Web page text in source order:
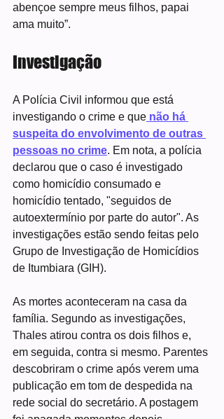
abençoe sempre meus filhos, papai
ama muito”.
Investigação
A Polícia Civil informou que está
investigando o crime e que não há
suspeita do envolvimento de outras
pessoas no crime. Em nota, a polícia
declarou que o caso é investigado
como homicídio consumado e
homicídio tentado, "seguidos de
autoextermínio por parte do autor". As
investigações estão sendo feitas pelo
Grupo de Investigação de Homicídios
de Itumbiara (GIH).
As mortes aconteceram na casa da
família. Segundo as investigações,
Thales atirou contra os dois filhos e,
em seguida, contra si mesmo. Parentes
descobriram o crime após verem uma
publicação em tom de despedida na
rede social do secretário. A postagem